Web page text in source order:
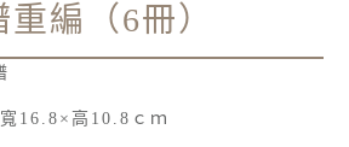
編（6冊）
16.8×高10.8ｃｍ